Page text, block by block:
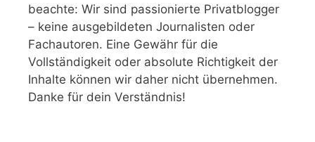
beachte: Wir sind passionierte Privatblogger
– keine ausgebildeten Journalisten oder
Fachautoren. Eine Gewähr für die
Vollständigkeit oder absolute Richtigkeit der
Inhalte können wir daher nicht übernehmen.
Danke für dein Verständnis!